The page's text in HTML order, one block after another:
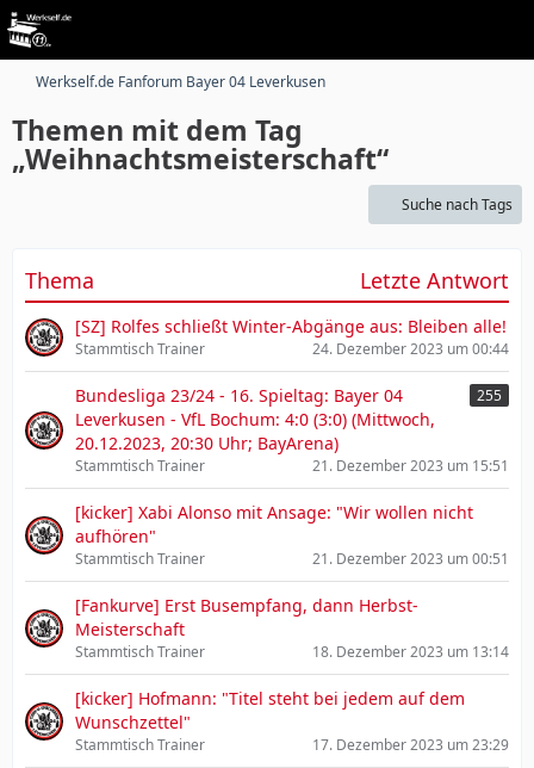
Werkself.de Fanforum Bayer 04 Leverkusen
Themen mit dem Tag
„Weihnachtsmeisterschaft“
Suche nach Tags
Thema Letzte Antwort
[SZ] Rolfes schließt Winter-Abgänge aus: Bleiben alle!
Stammtisch Trainer 24. Dezember 2023 um 00:44
Bundesliga 23/24 - 16. Spieltag: Bayer 04
Leverkusen - VfL Bochum: 4:0 (3:0) (Mittwoch,
20.12.2023, 20:30 Uhr; BayArena)
255
Stammtisch Trainer 21. Dezember 2023 um 15:51
[kicker] Xabi Alonso mit Ansage: "Wir wollen nicht
aufhören"
Stammtisch Trainer 21. Dezember 2023 um 00:51
[Fankurve] Erst Busempfang, dann Herbst-
Meisterschaft
Stammtisch Trainer 18. Dezember 2023 um 13:14
[kicker] Hofmann: "Titel steht bei jedem auf dem
Wunschzettel"
Stammtisch Trainer 17. Dezember 2023 um 23:29